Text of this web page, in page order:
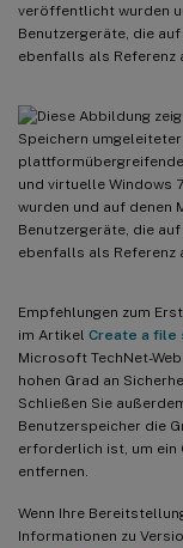
veröffentlicht wurden
Benutzergeräte, die
ebenfalls als Referenz
Empfehlungen zum
im Artikel Create a file
Microsoft TechNet-
hohen Grad an
Schließen Sie
Benutzerspeicher die
erforderlich ist, um ein
entfernen.
Wenn Ihre
Informationen zu